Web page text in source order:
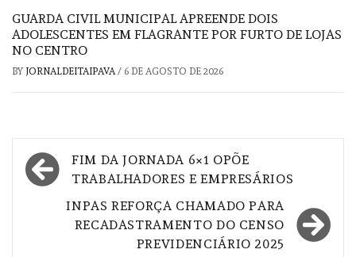
GUARDA CIVIL MUNICIPAL APREENDE DOIS
ADOLESCENTES EM FLAGRANTE POR FURTO DE LOJAS
NO CENTRO
BY JORNALDEITAIPAVA/ 6 DE AGOSTO DE 2026
Navegação
de
FIM DA JORNADA 6×1 OPÕE
TRABALHADORES E EMPRESÁRIOS
INPAS REFORÇA CHAMADO PARA
RECADASTRAMENTO DO CENSO
PREVIDENCIÁRIO 2025